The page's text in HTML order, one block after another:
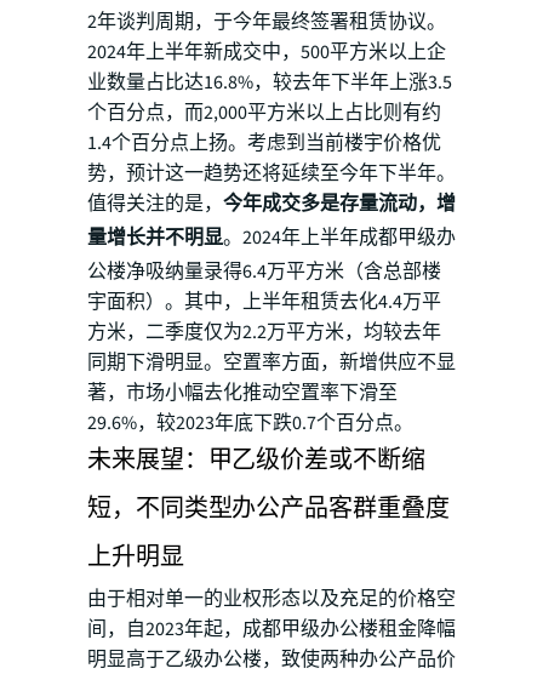
2年谈判周期，于今年最终签署租赁协议。
2024年上半年新成交中，500平方米以上企
业数量占比达16.8%，较去年下半年上涨3.5
个百分点，而2,000平方米以上占比则有约
1.4个百分点上扬。考虑到当前楼宇价格优
势，预计这一趋势还将延续至今年下半年。
值得关注的是， 今年成交多是存量流动，增
量增长并不明显。2024年上半年成都甲级办
公楼净吸纳量录得6.4万平方米（含总部楼
宇面积）。其中，上半年租赁去化4.4万平
方米，二季度仅为2.2万平方米，均较去年
同期下滑明显。空置率方面，新增供应不显
著，市场小幅去化推动空置率下滑至
29.6%，较2023年底下跌0.7个百分点。
未来展望：甲乙级价差或不断缩
短，不同类型办公产品客群重叠度
上升明显
由于相对单一的业权形态以及充足的价格空
间，自2023年起，成都甲级办公楼租金降幅
明显高于乙级办公楼，致使两种办公产品价